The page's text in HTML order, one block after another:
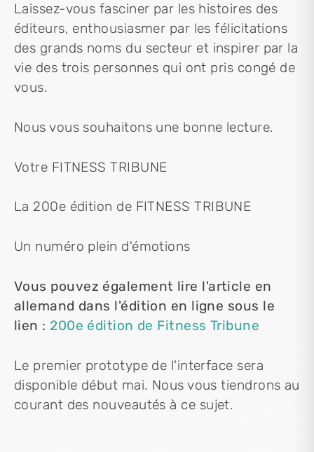
Laissez-vous fasciner par les histoires des
éditeurs, enthousiasmer par les félicitations
des grands noms du secteur et inspirer par la
vie des trois personnes qui ont pris congé de
vous.
Nous vous souhaitons une bonne lecture.
Votre FITNESS TRIBUNE
La 200e édition de FITNESS TRIBUNE
Un numéro plein d'émotions
Vous pouvez également lire l'article en
allemand dans l'édition en ligne sous le
lien : 200e édition de Fitness Tribune
Le premier prototype de l'interface sera
disponible début mai. Nous vous tiendrons au
courant des nouveautés à ce sujet.